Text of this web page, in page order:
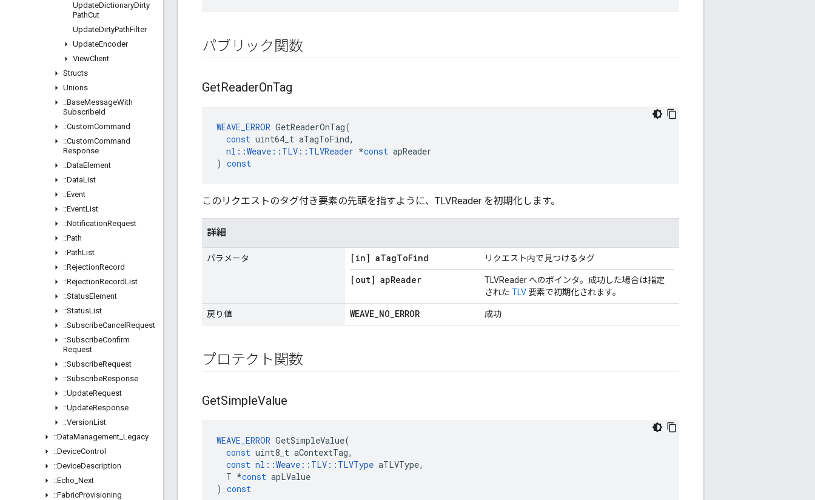
UpdateDictionaryDirty
PathCut
UpdateDirtyPathFilter
UpdateEncoder
ViewClient
Structs
Unions
::BaseMessageWith
SubscribeId
::CustomCommand
::CustomCommand
Response
::DataElement
::DataList
::Event
::EventList
::NotificationRequest
::Path
::PathList
::RejectionRecord
::RejectionRecordList
::StatusElement
::StatusList
::SubscribeCancel Request
::SubscribeConfirm
Request
::SubscribeRequest
::SubscribeResponse
::UpdateRequest
::UpdateResponse
::VersionList
::DataManagement Legacy
::DeviceControl
::DeviceDescription
::Echo Next
::FabricProvisioning
パブリック関数
GetReaderOnTag
WEAVE_ERROR GetReaderOnTag(
const uint64_t aTagToFind,
nl ::Weave :: TLV :: TLVReader *const apReader
) const
このリクエストのタグ付き要素の先頭を指すように、TLVReader を初期化します。
詳細
パラメータ [in] aTagToFind リクエスト内で見つけるタグ
[out] apReader
TLVReader へのポインタ。成功した場合は指定
された TLV 要素で初期化されます。
戻り値 WEAVE_NO_ERROR 成功
プロテクト関数
GetSimpleValue
WEAVE_ERROR GetSimpleValue(
const uint8_t aContextTag,
const nl ::Weave :: TLV :: TLVType aTLVType,
T *const apLValue
) const